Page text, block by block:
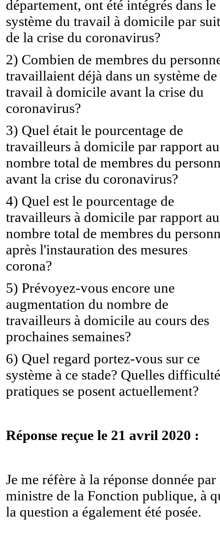
département, ont été intégrés dans le
système du travail à domicile par
de la crise du coronavirus?
2) Combien de membres du
travaillaient déjà dans un système de
travail à domicile avant la crise du
coronavirus?
3) Quel était le pourcentage de
travailleurs à domicile par rapport au
nombre total de membres du
avant la crise du coronavirus?
4) Quel est le pourcentage de
travailleurs à domicile par rapport au
nombre total de membres du
après l'instauration des mesures
corona?
5) Prévoyez-vous encore une
augmentation du nombre de
travailleurs à domicile au cours des
prochaines semaines?
6) Quel regard portez-vous sur ce
système à ce stade? Quelles
pratiques se posent actuellement?
Réponse reçue le 21 avril 2020 :
Je me réfère à la réponse donnée par
ministre de la Fonction publique, à
la question a également été posée.